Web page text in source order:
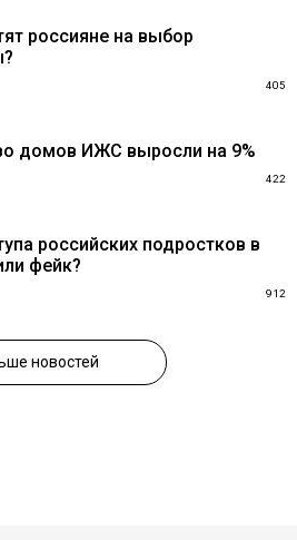
россияне на выбор
405
домов ИЖС выросли на 9%
422
российских подростков в
фейк?
912
новостей